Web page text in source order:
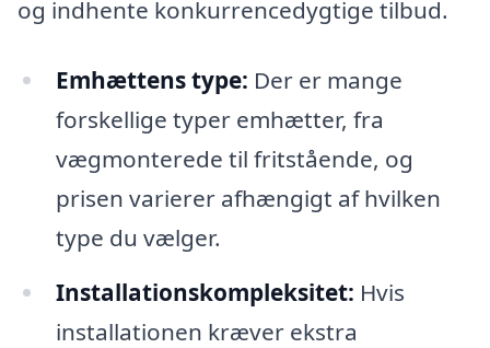
og indhente konkurrencedygtige tilbud.
Emhættens type: Der er mange
forskellige typer emhætter, fra
vægmonterede til fritstående, og
prisen varierer afhængigt af hvilken
type du vælger.
Installationskompleksitet: Hvis
installationen kræver ekstra